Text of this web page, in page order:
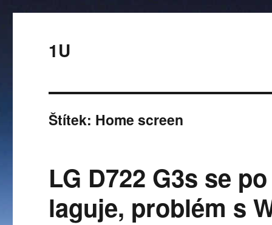
1U
Štítek: Home screen
LG D722 G3s se
laguje, problém s